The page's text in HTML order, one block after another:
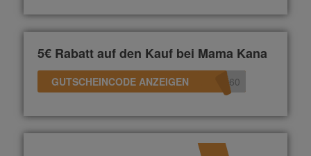
5€ Rabatt auf den Kauf bei Mama Kana
GUTSCHEINCODE ANZEIGEN 360